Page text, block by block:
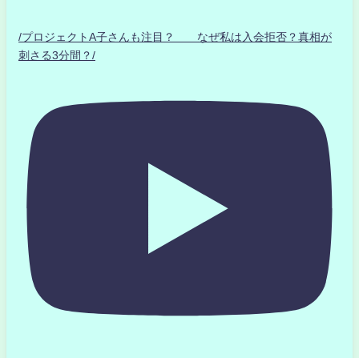
/プロジェクトA子さんも注目？ なぜ私は入会拒否？真相が
刺さる3分間？/